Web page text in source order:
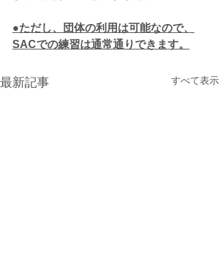
●ただし、団体の利用は可能なので、
SACでの練習は通常通りできます。
最新記事 すべて表示